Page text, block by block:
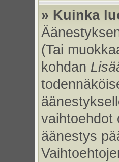
» Kuinka
(Tai
kohdan
vaihtoehdot
äänestys